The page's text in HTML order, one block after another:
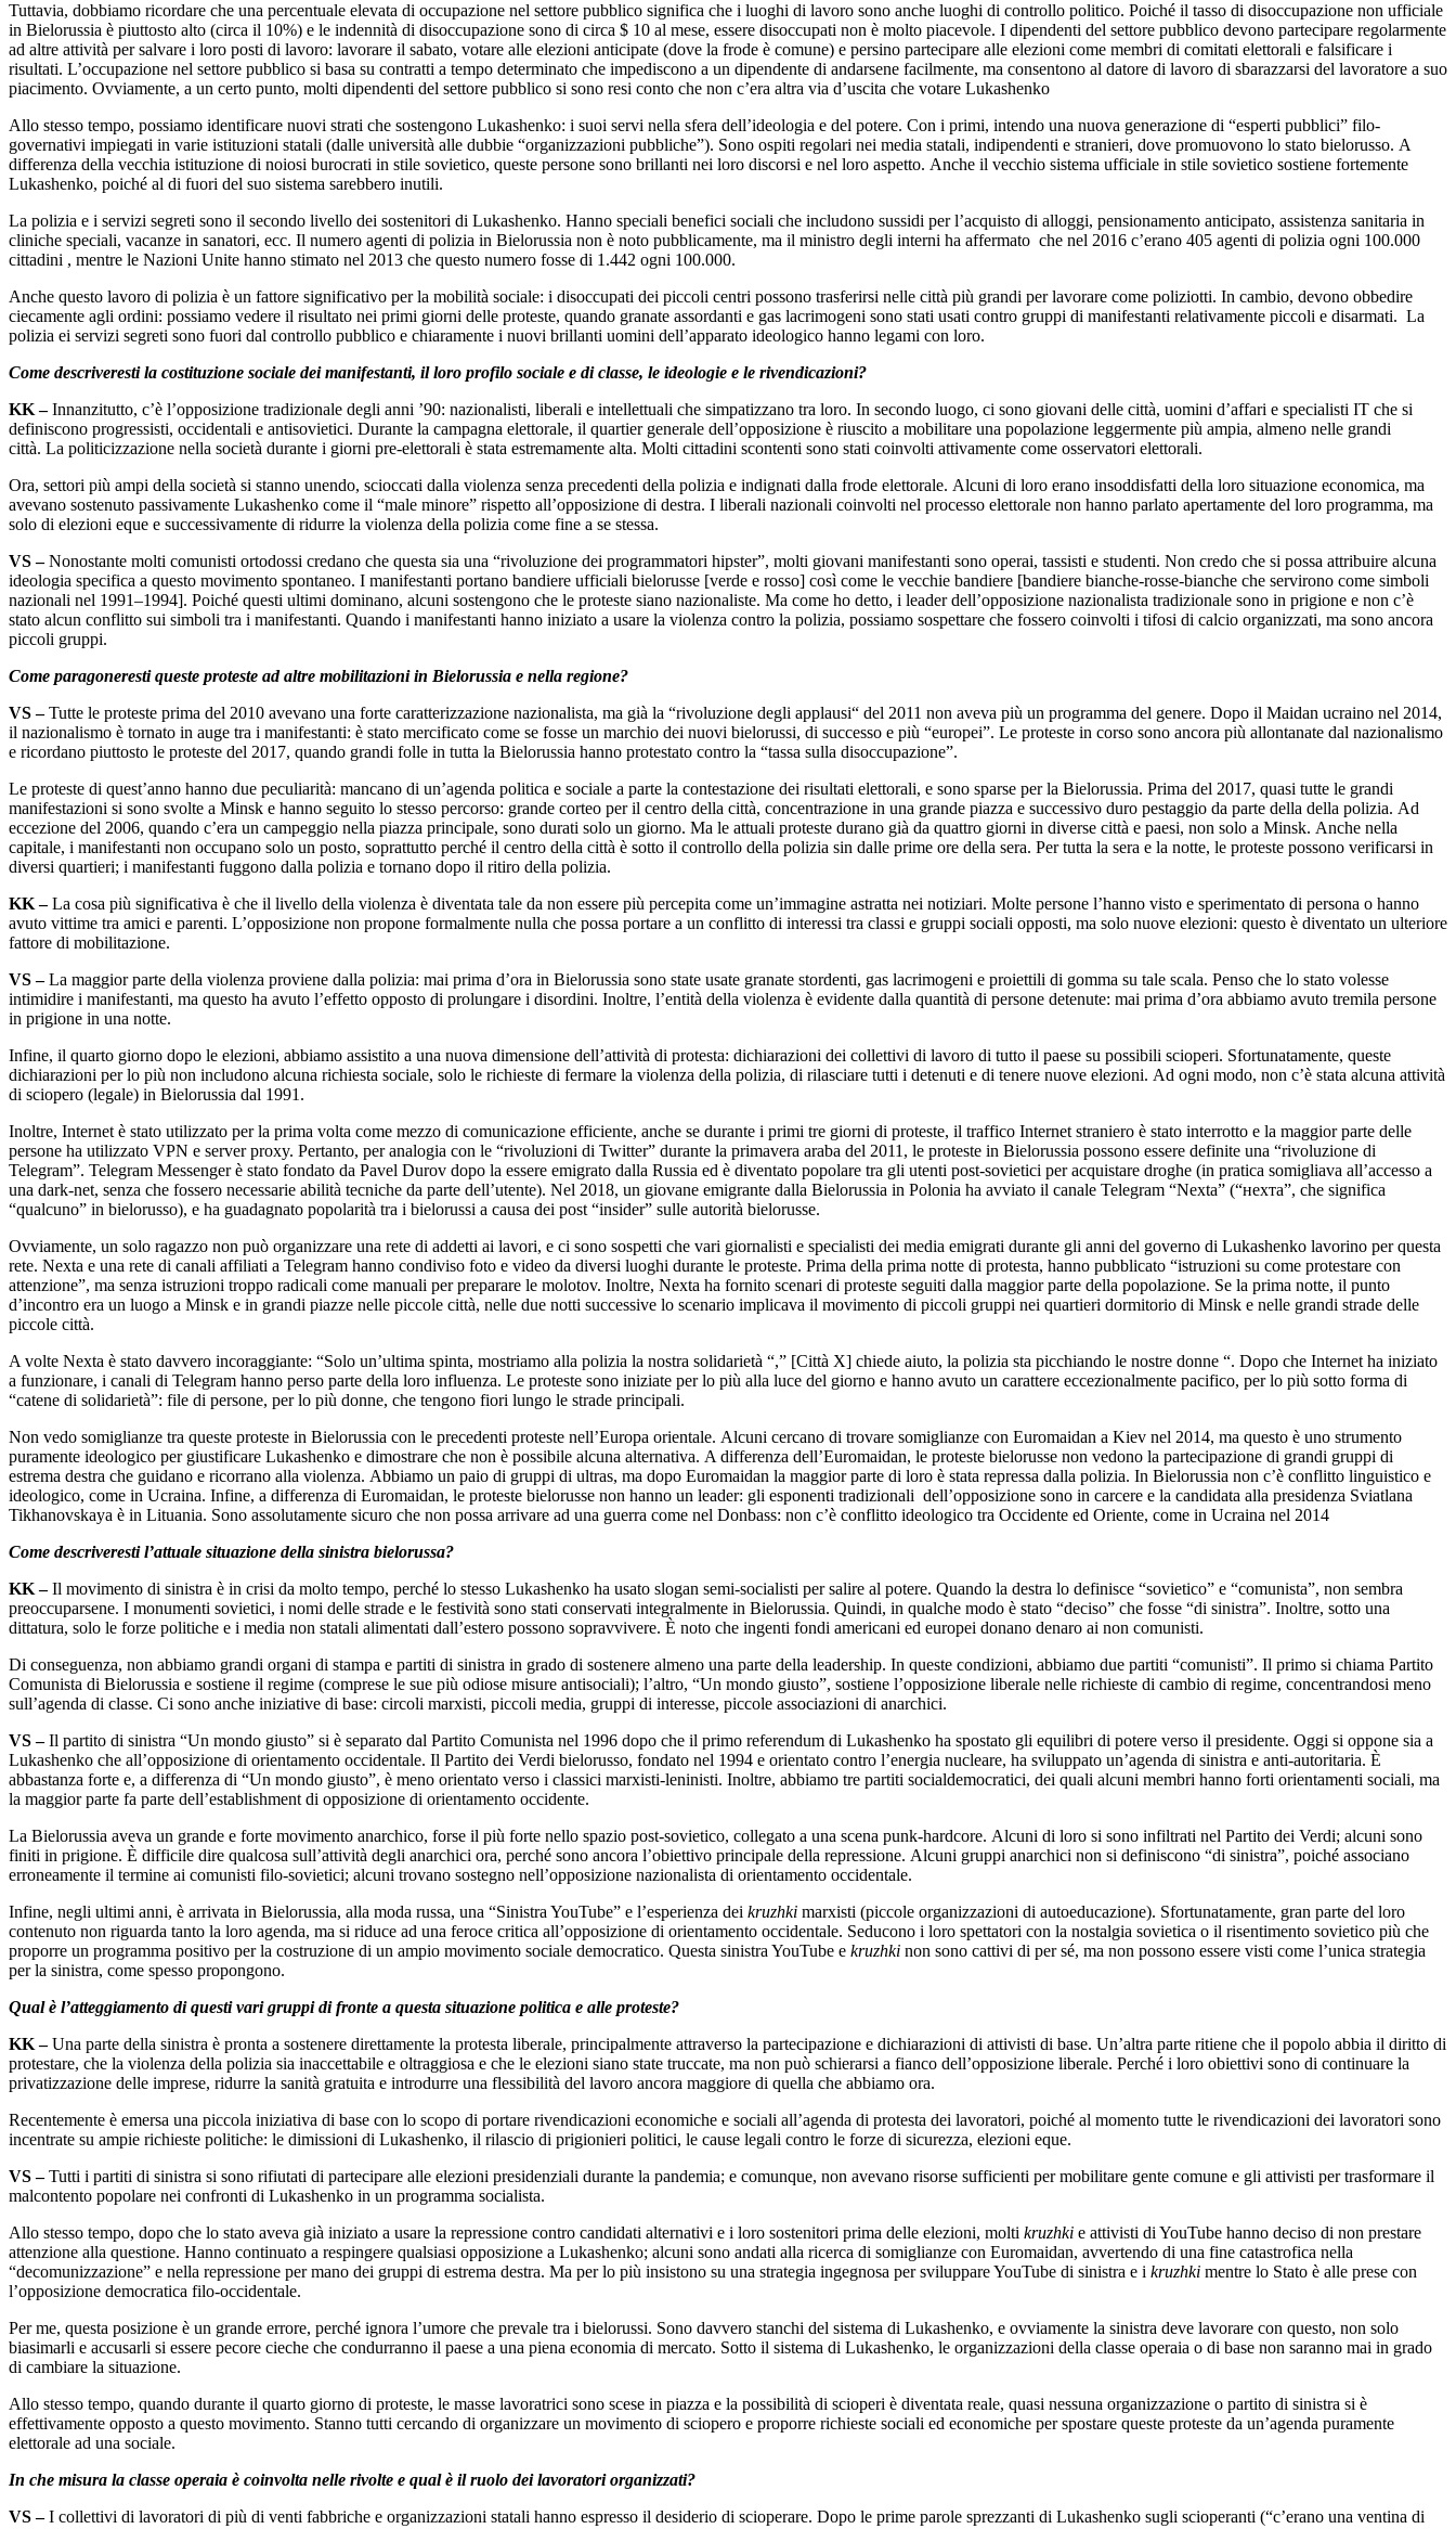
Tuttavia, dobbiamo ricordare che una percentuale elevata di occupazione nel settore pubblico significa che i luoghi di lavoro sono anche luoghi di controllo politico. Poiché il tasso di disoccupazione non ufficiale
in Bielorussia è piuttosto alto (circa il 10%) e le indennità di disoccupazione sono di circa $ 10 al mese, essere disoccupati non è molto piacevole. I dipendenti del settore pubblico devono partecipare regolarmente
ad altre attività per salvare i loro posti di lavoro: lavorare il sabato, votare alle elezioni anticipate (dove la frode è comune) e persino partecipare alle elezioni come membri di comitati elettorali e falsificare i
risultati. L’occupazione nel settore pubblico si basa su contratti a tempo determinato che impediscono a un dipendente di andarsene facilmente, ma consentono al datore di lavoro di sbarazzarsi del lavoratore a suo
piacimento. Ovviamente, a un certo punto, molti dipendenti del settore pubblico si sono resi conto che non c’era altra via d’uscita che votare Lukashenko
Allo stesso tempo, possiamo identificare nuovi strati che sostengono Lukashenko: i suoi servi nella sfera dell’ideologia e del potere. Con i primi, intendo una nuova generazione di “esperti pubblici” filo-
governativi impiegati in varie istituzioni statali (dalle università alle dubbie “organizzazioni pubbliche”). Sono ospiti regolari nei media statali, indipendenti e stranieri, dove promuovono lo stato bielorusso. A
differenza della vecchia istituzione di noiosi burocrati in stile sovietico, queste persone sono brillanti nei loro discorsi e nel loro aspetto. Anche il vecchio sistema ufficiale in stile sovietico sostiene fortemente
Lukashenko, poiché al di fuori del suo sistema sarebbero inutili.
La polizia e i servizi segreti sono il secondo livello dei sostenitori di Lukashenko. Hanno speciali benefici sociali che includono sussidi per l’acquisto di alloggi, pensionamento anticipato, assistenza sanitaria in
cliniche speciali, vacanze in sanatori, ecc. Il numero agenti di polizia in Bielorussia non è noto pubblicamente, ma il ministro degli interni ha affermato che nel 2016 c’erano 405 agenti di polizia ogni 100.000
cittadini , mentre le Nazioni Unite hanno stimato nel 2013 che questo numero fosse di 1.442 ogni 100.000.
Anche questo lavoro di polizia è un fattore significativo per la mobilità sociale: i disoccupati dei piccoli centri possono trasferirsi nelle città più grandi per lavorare come poliziotti. In cambio, devono obbedire
ciecamente agli ordini: possiamo vedere il risultato nei primi giorni delle proteste, quando granate assordanti e gas lacrimogeni sono stati usati contro gruppi di manifestanti relativamente piccoli e disarmati. La
polizia ei servizi segreti sono fuori dal controllo pubblico e chiaramente i nuovi brillanti uomini dell’apparato ideologico hanno legami con loro.
Come descriveresti la costituzione sociale dei manifestanti, il loro profilo sociale e di classe, le ideologie e le rivendicazioni?
KK –Innanzitutto, c’è l’opposizione tradizionale degli anni ’90: nazionalisti, liberali e intellettuali che simpatizzano tra loro. In secondo luogo, ci sono giovani delle città, uomini d’affari e specialisti IT che si
definiscono progressisti, occidentali e antisovietici. Durante la campagna elettorale, il quartier generale dell’opposizione è riuscito a mobilitare una popolazione leggermente più ampia, almeno nelle grandi
città. La politicizzazione nella società durante i giorni pre-elettorali è stata estremamente alta. Molti cittadini scontenti sono stati coinvolti attivamente come osservatori elettorali.
Ora, settori più ampi della società si stanno unendo, scioccati dalla violenza senza precedenti della polizia e indignati dalla frode elettorale. Alcuni di loro erano insoddisfatti della loro situazione economica, ma
avevano sostenuto passivamente Lukashenko come il “male minore” rispetto all’opposizione di destra. I liberali nazionali coinvolti nel processo elettorale non hanno parlato apertamente del loro programma, ma
solo di elezioni eque e successivamente di ridurre la violenza della polizia come fine a se stessa.
VS –Nonostante molti comunisti ortodossi credano che questa sia una “rivoluzione dei programmatori hipster”, molti giovani manifestanti sono operai, tassisti e studenti. Non credo che si possa attribuire alcuna
ideologia specifica a questo movimento spontaneo. I manifestanti portano bandiere ufficiali bielorusse [verde e rosso] così come le vecchie bandiere [bandiere bianche-rosse-bianche che servirono come simboli
nazionali nel 1991–1994]. Poiché questi ultimi dominano, alcuni sostengono che le proteste siano nazionaliste. Ma come ho detto, i leader dell’opposizione nazionalista tradizionale sono in prigione e non c’è
stato alcun conflitto sui simboli tra i manifestanti. Quando i manifestanti hanno iniziato a usare la violenza contro la polizia, possiamo sospettare che fossero coinvolti i tifosi di calcio organizzati, ma sono ancora
piccoli gruppi.
Come paragoneresti queste proteste ad altre mobilitazioni in Bielorussia e nella regione?
VS –Tutte le proteste prima del 2010 avevano una forte caratterizzazione nazionalista, ma già la “rivoluzione degli applausi“ del 2011 non aveva più un programma del genere. Dopo il Maidan ucraino nel 2014,
il nazionalismo è tornato in auge tra i manifestanti: è stato mercificato come se fosse un marchio dei nuovi bielorussi, di successo e più “europei”. Le proteste in corso sono ancora più allontanate dal nazionalismo
e ricordano piuttosto le proteste del 2017, quando grandi folle in tutta la Bielorussia hanno protestato contro la “tassa sulla disoccupazione”.
Le proteste di quest’anno hanno due peculiarità: mancano di un’agenda politica e sociale a parte la contestazione dei risultati elettorali, e sono sparse per la Bielorussia. Prima del 2017, quasi tutte le grandi
manifestazioni si sono svolte a Minsk e hanno seguito lo stesso percorso: grande corteo per il centro della città, concentrazione in una grande piazza e successivo duro pestaggio da parte della della polizia. Ad
eccezione del 2006, quando c’era un campeggio nella piazza principale, sono durati solo un giorno. Ma le attuali proteste durano già da quattro giorni in diverse città e paesi, non solo a Minsk. Anche nella
capitale, i manifestanti non occupano solo un posto, soprattutto perché il centro della città è sotto il controllo della polizia sin dalle prime ore della sera. Per tutta la sera e la notte, le proteste possono verificarsi in
diversi quartieri; i manifestanti fuggono dalla polizia e tornano dopo il ritiro della polizia.
KK –La cosa più significativa è che il livello della violenza è diventata tale da non essere più percepita come un’immagine astratta nei notiziari. Molte persone l’hanno visto e sperimentato di persona o hanno
avuto vittime tra amici e parenti. L’opposizione non propone formalmente nulla che possa portare a un conflitto di interessi tra classi e gruppi sociali opposti, ma solo nuove elezioni: questo è diventato un ulteriore
fattore di mobilitazione.
VS –La maggior parte della violenza proviene dalla polizia: mai prima d’ora in Bielorussia sono state usate granate stordenti, gas lacrimogeni e proiettili di gomma su tale scala. Penso che lo stato volesse
intimidire i manifestanti, ma questo ha avuto l’effetto opposto di prolungare i disordini. Inoltre, l’entità della violenza è evidente dalla quantità di persone detenute: mai prima d’ora abbiamo avuto tremila persone
in prigione in una notte.
Infine, il quarto giorno dopo le elezioni, abbiamo assistito a una nuova dimensione dell’attività di protesta: dichiarazioni dei collettivi di lavoro di tutto il paese su possibili scioperi. Sfortunatamente, queste
dichiarazioni per lo più non includono alcuna richiesta sociale, solo le richieste di fermare la violenza della polizia, di rilasciare tutti i detenuti e di tenere nuove elezioni. Ad ogni modo, non c’è stata alcuna attività
di sciopero (legale) in Bielorussia dal 1991.
Inoltre, Internet è stato utilizzato per la prima volta come mezzo di comunicazione efficiente, anche se durante i primi tre giorni di proteste, il traffico Internet straniero è stato interrotto e la maggior parte delle
persone ha utilizzato VPN e server proxy. Pertanto, per analogia con le “rivoluzioni di Twitter” durante la primavera araba del 2011, le proteste in Bielorussia possono essere definite una “rivoluzione di
Telegram”. Telegram Messenger è stato fondato da Pavel Durov dopo la essere emigrato dalla Russia ed è diventato popolare tra gli utenti post-sovietici per acquistare droghe (in pratica somigliava all’accesso a
una dark-net, senza che fossero necessarie abilità tecniche da parte dell’utente). Nel 2018, un giovane emigrante dalla Bielorussia in Polonia ha avviato il canale Telegram “Nexta” (“нехта”, che significa
“qualcuno” in bielorusso), e ha guadagnato popolarità tra i bielorussi a causa dei post “insider” sulle autorità bielorusse.
Ovviamente, un solo ragazzo non può organizzare una rete di addetti ai lavori, e ci sono sospetti che vari giornalisti e specialisti dei media emigrati durante gli anni del governo di Lukashenko lavorino per questa
rete. Nexta e una rete di canali affiliati a Telegram hanno condiviso foto e video da diversi luoghi durante le proteste. Prima della prima notte di protesta, hanno pubblicato “istruzioni su come protestare con
attenzione”, ma senza istruzioni troppo radicali come manuali per preparare le molotov. Inoltre, Nexta ha fornito scenari di proteste seguiti dalla maggior parte della popolazione. Se la prima notte, il punto
d’incontro era un luogo a Minsk e in grandi piazze nelle piccole città, nelle due notti successive lo scenario implicava il movimento di piccoli gruppi nei quartieri dormitorio di Minsk e nelle grandi strade delle
piccole città.
A volte Nexta è stato davvero incoraggiante: “Solo un’ultima spinta, mostriamo alla polizia la nostra solidarietà “,” [Città X] chiede aiuto, la polizia sta picchiando le nostre donne “. Dopo che Internet ha iniziato
a funzionare, i canali di Telegram hanno perso parte della loro influenza. Le proteste sono iniziate per lo più alla luce del giorno e hanno avuto un carattere eccezionalmente pacifico, per lo più sotto forma di
“catene di solidarietà”: file di persone, per lo più donne, che tengono fiori lungo le strade principali.
Non vedo somiglianze tra queste proteste in Bielorussia con le precedenti proteste nell’Europa orientale. Alcuni cercano di trovare somiglianze con Euromaidan a Kiev nel 2014, ma questo è uno strumento
puramente ideologico per giustificare Lukashenko e dimostrare che non è possibile alcuna alternativa. A differenza dell’Euromaidan, le proteste bielorusse non vedono la partecipazione di grandi gruppi di
estrema destra che guidano e ricorrano alla violenza. Abbiamo un paio di gruppi di ultras, ma dopo Euromaidan la maggior parte di loro è stata repressa dalla polizia. In Bielorussia non c’è conflitto linguistico e
ideologico, come in Ucraina. Infine, a differenza di Euromaidan, le proteste bielorusse non hanno un leader: gli esponenti tradizionali dell’opposizione sono in carcere e la candidata alla presidenza Sviatlana
Tikhanovskaya è in Lituania. Sono assolutamente sicuro che non possa arrivare ad una guerra come nel Donbass: non c’è conflitto ideologico tra Occidente ed Oriente, come in Ucraina nel 2014
Come descriveresti l’attuale situazione della sinistra bielorussa?
KK –Il movimento di sinistra è in crisi da molto tempo, perché lo stesso Lukashenko ha usato slogan semi-socialisti per salire al potere. Quando la destra lo definisce “sovietico” e “comunista”, non sembra
preoccuparsene. I monumenti sovietici, i nomi delle strade e le festività sono stati conservati integralmente in Bielorussia. Quindi, in qualche modo è stato “deciso” che fosse “di sinistra”. Inoltre, sotto una
dittatura, solo le forze politiche e i media non statali alimentati dall’estero possono sopravvivere. È noto che ingenti fondi americani ed europei donano denaro ai non comunisti.
Di conseguenza, non abbiamo grandi organi di stampa e partiti di sinistra in grado di sostenere almeno una parte della leadership. In queste condizioni, abbiamo due partiti “comunisti”. Il primo si chiama Partito
Comunista di Bielorussia e sostiene il regime (comprese le sue più odiose misure antisociali); l’altro, “Un mondo giusto”, sostiene l’opposizione liberale nelle richieste di cambio di regime, concentrandosi meno
sull’agenda di classe. Ci sono anche iniziative di base: circoli marxisti, piccoli media, gruppi di interesse, piccole associazioni di anarchici.
VS –Il partito di sinistra “Un mondo giusto” si è separato dal Partito Comunista nel 1996 dopo che il primo referendum di Lukashenko ha spostato gli equilibri di potere verso il presidente. Oggi si oppone sia a
Lukashenko che all’opposizione di orientamento occidentale. Il Partito dei Verdi bielorusso, fondato nel 1994 e orientato contro l’energia nucleare, ha sviluppato un’agenda di sinistra e anti-autoritaria. È
abbastanza forte e, a differenza di “Un mondo giusto”, è meno orientato verso i classici marxisti-leninisti. Inoltre, abbiamo tre partiti socialdemocratici, dei quali alcuni membri hanno forti orientamenti sociali, ma
la maggior parte fa parte dell’establishment di opposizione di orientamento occidente.
La Bielorussia aveva un grande e forte movimento anarchico, forse il più forte nello spazio post-sovietico, collegato a una scena punk-hardcore. Alcuni di loro si sono infiltrati nel Partito dei Verdi; alcuni sono
finiti in prigione. È difficile dire qualcosa sull’attività degli anarchici ora, perché sono ancora l’obiettivo principale della repressione. Alcuni gruppi anarchici non si definiscono “di sinistra”, poiché associano
erroneamente il termine ai comunisti filo-sovietici; alcuni trovano sostegno nell’opposizione nazionalista di orientamento occidentale.
Infine, negli ultimi anni, è arrivata in Bielorussia, alla moda russa, una “Sinistra YouTube” e l’esperienza dei kruzhki marxisti (piccole organizzazioni di autoeducazione). Sfortunatamente, gran parte del loro
contenuto non riguarda tanto la loro agenda, ma si riduce ad una feroce critica all’opposizione di orientamento occidentale. Seducono i loro spettatori con la nostalgia sovietica o il risentimento sovietico più che
proporre un programma positivo per la costruzione di un ampio movimento sociale democratico. Questa sinistra YouTube e kruzhki non sono cattivi di per sé, ma non possono essere visti come l’unica strategia
per la sinistra, come spesso propongono.
Qual è l’atteggiamento di questi vari gruppi di fronte a questa situazione politica e alle proteste?
KK –Una parte della sinistra è pronta a sostenere direttamente la protesta liberale, principalmente attraverso la partecipazione e dichiarazioni di attivisti di base. Un’altra parte ritiene che il popolo abbia il diritto di
protestare, che la violenza della polizia sia inaccettabile e oltraggiosa e che le elezioni siano state truccate, ma non può schierarsi a fianco dell’opposizione liberale. Perché i loro obiettivi sono di continuare la
privatizzazione delle imprese, ridurre la sanità gratuita e introdurre una flessibilità del lavoro ancora maggiore di quella che abbiamo ora.
Recentemente è emersa una piccola iniziativa di base con lo scopo di portare rivendicazioni economiche e sociali all’agenda di protesta dei lavoratori, poiché al momento tutte le rivendicazioni dei lavoratori sono
incentrate su ampie richieste politiche: le dimissioni di Lukashenko, il rilascio di prigionieri politici, le cause legali contro le forze di sicurezza, elezioni eque.
VS –Tutti i partiti di sinistra si sono rifiutati di partecipare alle elezioni presidenziali durante la pandemia; e comunque, non avevano risorse sufficienti per mobilitare gente comune e gli attivisti per trasformare il
malcontento popolare nei confronti di Lukashenko in un programma socialista.
Allo stesso tempo, dopo che lo stato aveva già iniziato a usare la repressione contro candidati alternativi e i loro sostenitori prima delle elezioni, molti kruzhki e attivisti di YouTube hanno deciso di non prestare
attenzione alla questione. Hanno continuato a respingere qualsiasi opposizione a Lukashenko; alcuni sono andati alla ricerca di somiglianze con Euromaidan, avvertendo di una fine catastrofica nella
“decomunizzazione” e nella repressione per mano dei gruppi di estrema destra. Ma per lo più insistono su una strategia ingegnosa per sviluppare YouTube di sinistra e i kruzhki mentre lo Stato è alle prese con
l’opposizione democratica filo-occidentale.
Per me, questa posizione è un grande errore, perché ignora l’umore che prevale tra i bielorussi. Sono davvero stanchi del sistema di Lukashenko, e ovviamente la sinistra deve lavorare con questo, non solo
biasimarli e accusarli si essere pecore cieche che condurranno il paese a una piena economia di mercato. Sotto il sistema di Lukashenko, le organizzazioni della classe operaia o di base non saranno mai in grado
di cambiare la situazione.
Allo stesso tempo, quando durante il quarto giorno di proteste, le masse lavoratrici sono scese in piazza e la possibilità di scioperi è diventata reale, quasi nessuna organizzazione o partito di sinistra si è
effettivamente opposto a questo movimento. Stanno tutti cercando di organizzare un movimento di sciopero e proporre richieste sociali ed economiche per spostare queste proteste da un’agenda puramente
elettorale ad una sociale.
In che misura la classe operaia è coinvolta nelle rivolte e qual è il ruolo dei lavoratori organizzati?
VS –I collettivi di lavoratori di più di venti fabbriche e organizzazioni statali hanno espresso il desiderio di scioperare. Dopo le prime parole sprezzanti di Lukashenko sugli scioperanti (“c’erano una ventina di